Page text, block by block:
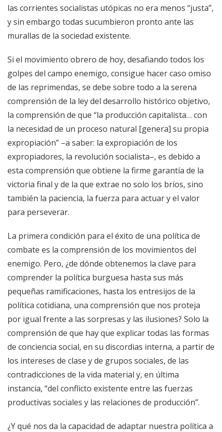
las corrientes socialistas utópicas no era menos “justa”,
y sin embargo todas sucumbieron pronto ante las
murallas de la sociedad existente.
Si el movimiento obrero de hoy, desafiando todos los
golpes del campo enemigo, consigue hacer caso omiso
de las reprimendas, se debe sobre todo a la serena
comprensión de la ley del desarrollo histórico objetivo,
la comprensión de que “la producción capitalista… con
la necesidad de un proceso natural [genera] su propia
expropiación” –a saber: la expropiación de los
expropiadores, la revolución socialista–, es debido a
esta comprensión que obtiene la firme garantía de la
victoria final y de la que extrae no solo los bríos, sino
también la paciencia, la fuerza para actuar y el valor
para perseverar.
La primera condición para el éxito de una política de
combate es la comprensión de los movimientos del
enemigo. Pero, ¿de dónde obtenemos la clave para
comprender la política burguesa hasta sus más
pequeñas ramificaciones, hasta los entresijos de la
política cotidiana, una comprensión que nos proteja
por igual frente a las sorpresas y las ilusiones? Solo la
comprensión de que hay que explicar todas las formas
de conciencia social, en su discordias interna, a partir de
los intereses de clase y de grupos sociales, de las
contradicciones de la vida material y, en última
instancia, “del conflicto existente entre las fuerzas
productivas sociales y las relaciones de producción”.
¿Y qué nos da la capacidad de adaptar nuestra política a